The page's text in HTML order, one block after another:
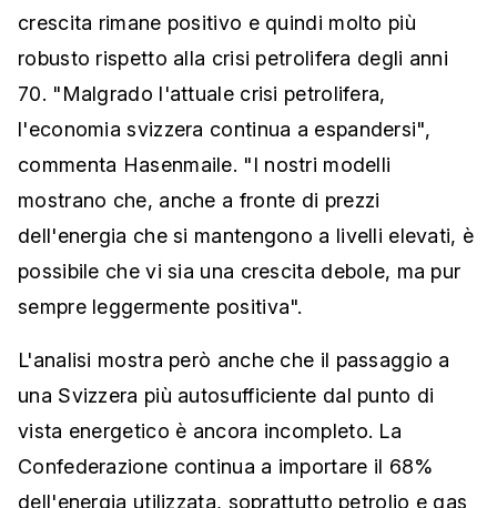
crescita rimane positivo e quindi molto più
robusto rispetto alla crisi petrolifera degli anni
70. "Malgrado l'attuale crisi petrolifera,
l'economia svizzera continua a espandersi",
commenta Hasenmaile. "I nostri modelli
mostrano che, anche a fronte di prezzi
dell'energia che si mantengono a livelli elevati, è
possibile che vi sia una crescita debole, ma pur
sempre leggermente positiva".
L'analisi mostra però anche che il passaggio a
una Svizzera più autosufficiente dal punto di
vista energetico è ancora incompleto. La
Confederazione continua a importare il 68%
dell'energia utilizzata, soprattutto petrolio e gas